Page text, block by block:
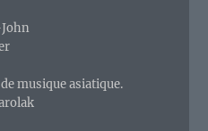
musique asiatique.